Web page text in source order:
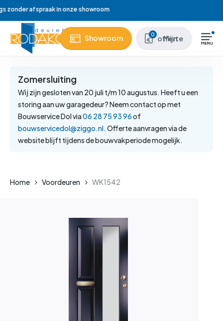
content
Wij hebben meer dan 37 jaar ervaring
Showroom 0 Mijn offerte
Zomersluiting
Wij zijn gesloten van 20 juli t/m 10 augustus. Heeft u een
storing aan uw garagedeur? Neem contact op met
Bouwservice Dol via06 28 75 93 96of
bouwservicedol@ziggo.nl. Offerte aanvragen via de
website blijft tijdens de bouwvakperiode mogelijk.
Home Voordeuren WK1542
Close
Menu